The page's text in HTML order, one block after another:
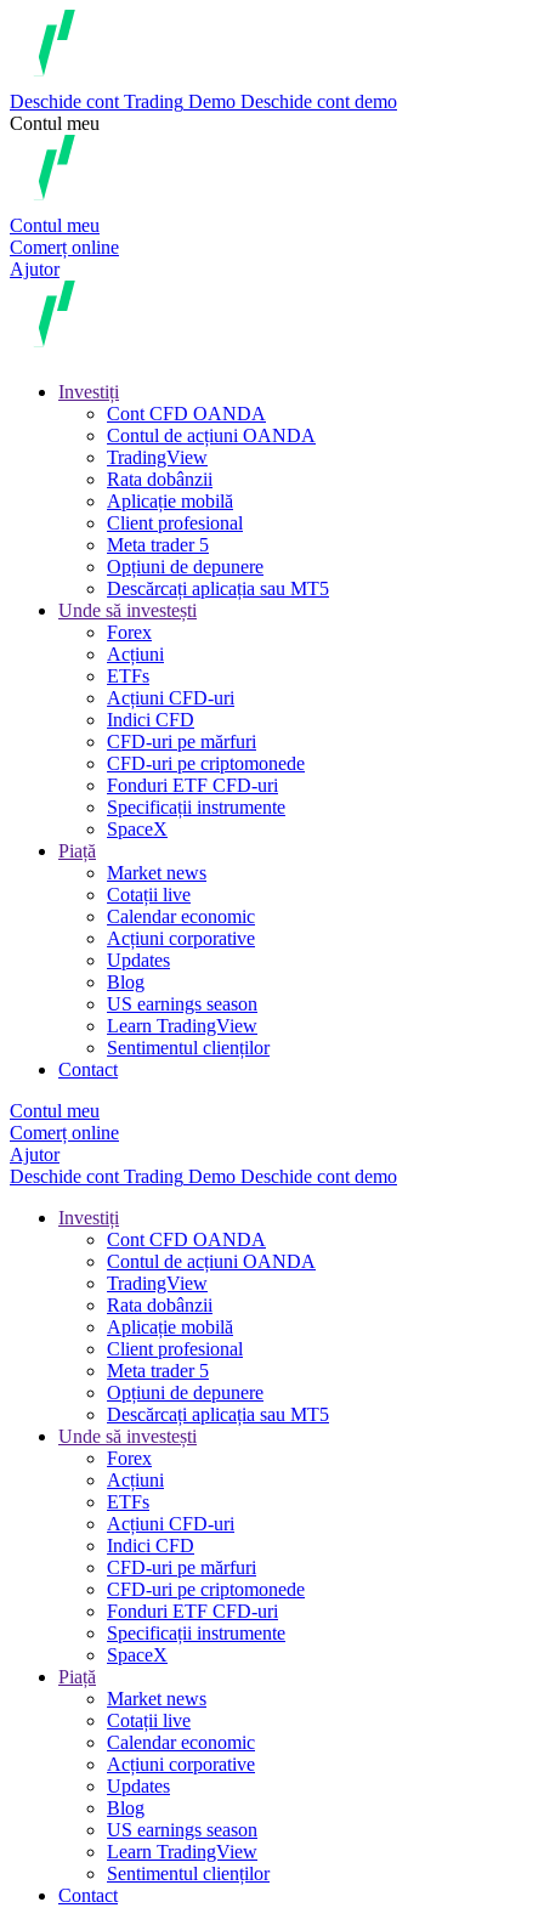
Deschide cont Trading Demo Deschide cont demo
Contul meu
Contul meu
Comerț online
Ajutor
Investiți
Cont CFD OANDA
Contul de acțiuni OANDA
TradingView
Rata dobânzii
Aplicație mobilă
Client profesional
Meta trader 5
Opțiuni de depunere
Descărcați aplicația sau MT5
Unde să investești
Forex
Acțiuni
ETFs
Acțiuni CFD-uri
Indici CFD
CFD-uri pe mărfuri
CFD-uri pe criptomonede
Fonduri ETF CFD-uri
Specificații instrumente
SpaceX
Piață
Market news
Cotații live
Calendar economic
Acțiuni corporative
Updates
Blog
US earnings season
Learn TradingView
Sentimentul clienților
Contact
Contul meu
Comerț online
Ajutor
Deschide cont Trading Demo Deschide cont demo
Investiți
Cont CFD OANDA
Contul de acțiuni OANDA
TradingView
Rata dobânzii
Aplicație mobilă
Client profesional
Meta trader 5
Opțiuni de depunere
Descărcați aplicația sau MT5
Unde să investești
Forex
Acțiuni
ETFs
Acțiuni CFD-uri
Indici CFD
CFD-uri pe mărfuri
CFD-uri pe criptomonede
Fonduri ETF CFD-uri
Specificații instrumente
SpaceX
Piață
Market news
Cotații live
Calendar economic
Acțiuni corporative
Updates
Blog
US earnings season
Learn TradingView
Sentimentul clienților
Contact